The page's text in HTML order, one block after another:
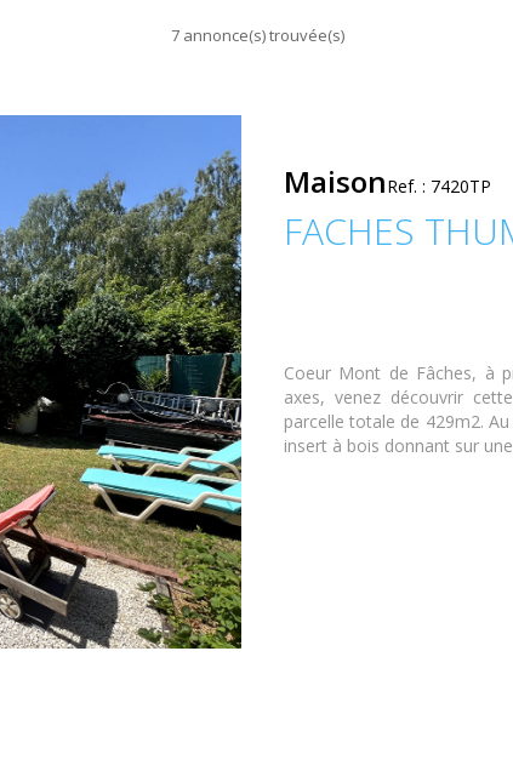
7 annonce(s) trouvée(s)
MaisonRef. : 7420TP
FACHES
Coeur Mont de Fâches, à
axes, venez découvrir
parcelle totale de 429m2.
insert à bois donnant sur